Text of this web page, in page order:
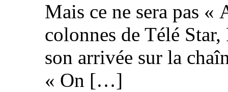
Mais ce ne sera pas «
colonnes de Télé
son arrivée sur la
« On […]